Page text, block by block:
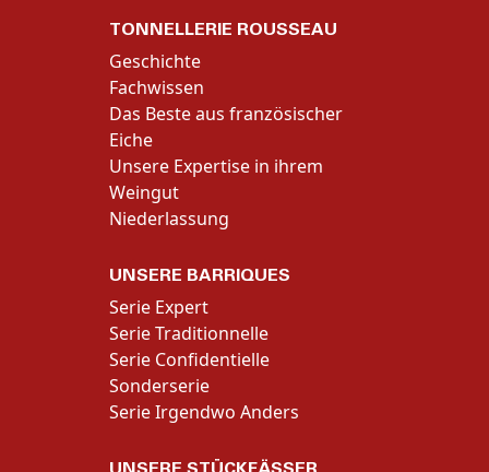
TONNELLERIE ROUSSEAU
Geschichte
Fachwissen
Das Beste aus französischer
Eiche
Unsere Expertise in ihrem
Weingut
Niederlassung
UNSERE BARRIQUES
Serie Expert
Serie Traditionnelle
Serie Confidentielle
Sonderserie
Serie Irgendwo Anders